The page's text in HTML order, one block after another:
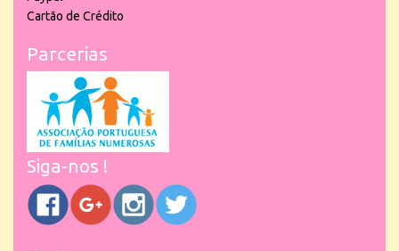
Cartão de Crédito
Parcerias
Siga-nos !